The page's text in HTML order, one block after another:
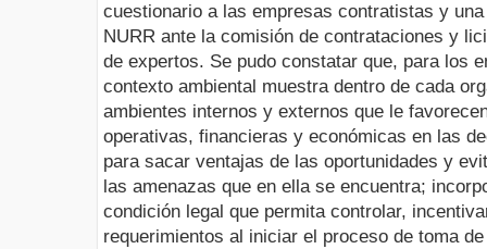
cuestionario a las empresas contratistas y
NURR ante la comisión de contrataciones y
de expertos. Se pudo constatar que, para los
contexto ambiental muestra dentro de cada
ambientes internos y externos que le
operativas, financieras y económicas en las
para sacar ventajas de las oportunidades y
las amenazas que en ella se encuentra;
condición legal que permita controlar,
requerimientos al iniciar el proceso de toma